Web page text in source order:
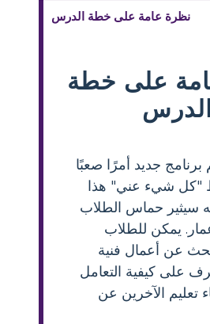
نظرة عامة على خطة الدرس
على خطة
الدرس
جديد أمرًا صعبًا
"كل شيء عني" هذا
سيثير حماس الطلاب
يمكن للطلاب
عن أعمال فنية
على كيفية التعامل
تعليم الآخرين عن